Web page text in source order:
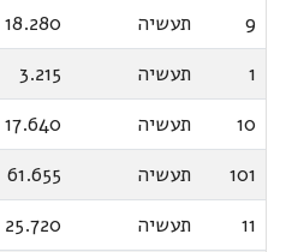
9
תעשיה 18.280
1
תעשיה 3.215
10
תעשיה 17.640
101
תעשיה
61.655
11
תעשיה 25.720